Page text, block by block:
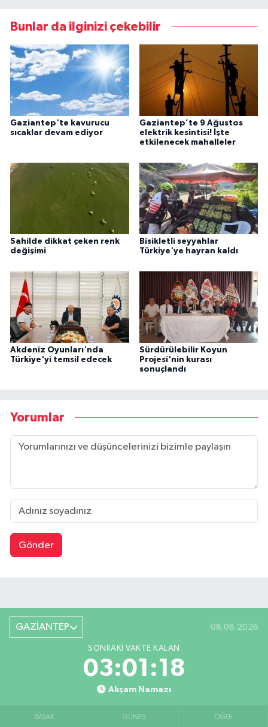
Bunlar da ilginizi çekebilir
Gaziantep'te kavurucu
sıcaklar devam ediyor
Gaziantep’te 9 Ağustos
elektrik kesintisi! İşte
etkilenecek mahalleler
Sahilde dikkat çeken renk
değişimi
Bisikletli seyyahlar
Türkiye'ye hayran kaldı
Akdeniz Oyunları'nda
Türkiye'yi temsil edecek
Sürdürülebilir Koyun
Projesi'nin kurası
sonuçlandı
Yorumlar
Gönder
GAZİANTEP 08.08.2026
SONRAKI VAKTE KALAN
03:01:17
Akşam Namazı
İMSAK GÜNEŞ ÖĞLE